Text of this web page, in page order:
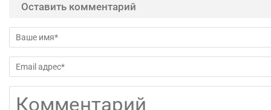
Оставить комментарий